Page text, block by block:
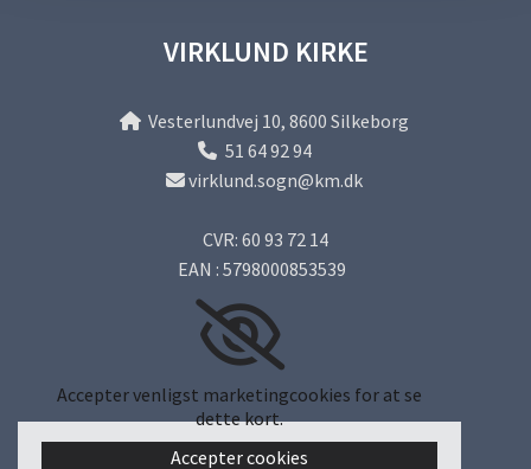
VIRKLUND KIRKE
Vesterlundvej 10, 8600 Silkeborg
 51 64 92 94
virklund.sogn@km.dk
CVR: 60 93 72 14
EAN : 5798000853539
Accepter venligst marketingcookies for at se
dette kort.
Accepter cookies